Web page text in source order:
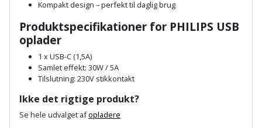
brædder
Hemsestige
Isolering
Komposit
terrassebrædder
Hæftepistol
og
hammer
Hammer
Bore-
og
skruemaskine
Borehammer
Boremaskinetilbehør
Detektor
Pælebor
Plæneklipper
Plæneklipper
tilbehør
Robotplæneklipper
Dørmåtte
Dørrist
Drivhus
Drivhustilbehør
Kompakt design – perfekt til daglig brug
Produktspecifikationer for PHILIPS USB
oplader
1 x USB-C (1,5A)
Samlet effekt: 30W / 5A
Tilslutning: 230V stikkontakt
Ikke det rigtige produkt?
Se hele udvalget afopladere